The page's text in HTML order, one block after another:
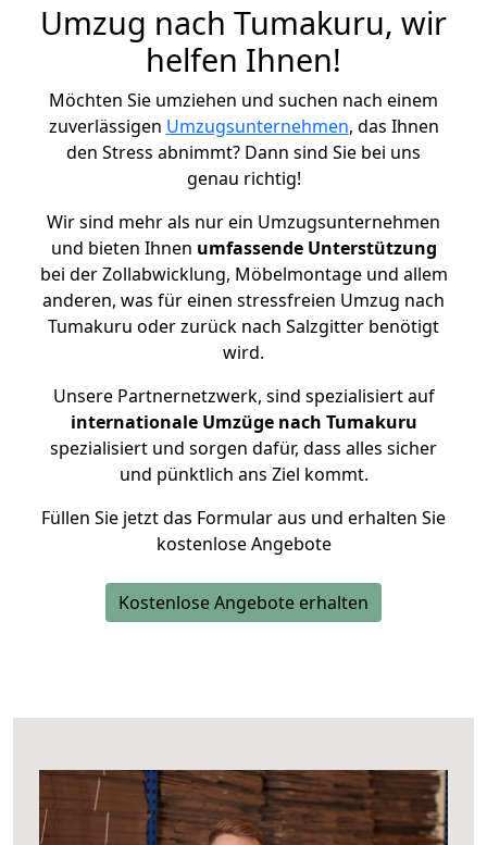
Umzug nach Tumakuru, wir
helfen Ihnen!
Möchten Sie umziehen und suchen nach einem
zuverlässigen Umzugsunternehmen, das Ihnen
den Stress abnimmt? Dann sind Sie bei uns
genau richtig!
Wir sind mehr als nur ein Umzugsunternehmen
und bieten Ihnen umfassende Unterstützung
bei der Zollabwicklung, Möbelmontage und allem
anderen, was für einen stressfreien Umzug nach
Tumakuru oder zurück nach Salzgitter benötigt
wird.
Unsere Partnernetzwerk, sind spezialisiert auf
internationale Umzüge nach Tumakuru
spezialisiert und sorgen dafür, dass alles sicher
und pünktlich ans Ziel kommt.
Füllen Sie jetzt das Formular aus und erhalten Sie
kostenlose Angebote
Kostenlose Angebote erhalten